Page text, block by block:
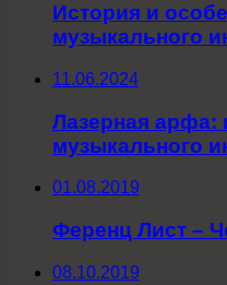
История и
музыкального
11.06.2024
Лазерная арфа:
музыкального
01.08.2019
Ференц Лист –
08.10.2019